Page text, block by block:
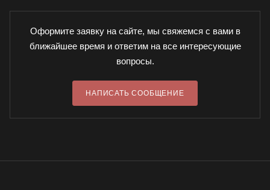
Оформите заявку на сайте, мы свяжемся с вами в
ближайшее время и ответим на все интересующие
вопросы.
НАПИСАТЬ СООБЩЕНИЕ